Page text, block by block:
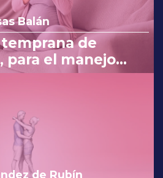
Balán
de
para el manejo
y vómito del
de Rubín